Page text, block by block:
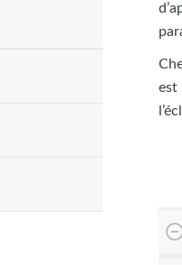
est